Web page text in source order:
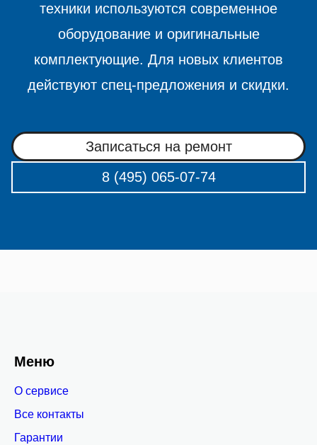
техники используются современное
оборудование и оригинальные
комплектующие. Для новых клиентов
действуют спец-предложения и скидки.
Записаться на ремонт
8 (495) 065-07-74
Меню
О сервисе
Все контакты
Гарантии